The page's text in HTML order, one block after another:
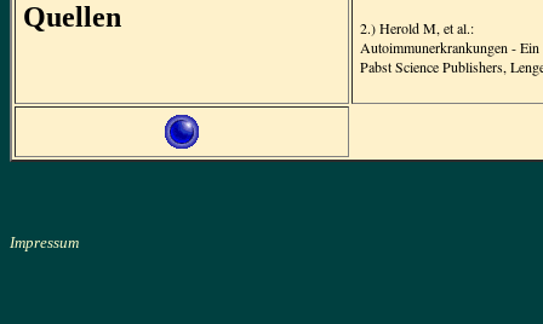
Quellen
2.) Herold M, et al.:
Autoimmunerkrankungen -
Pabst Science Publishers,
Impressum